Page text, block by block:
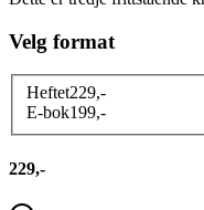
Velg format
Heftet229,-
E-bok199,-
229,-